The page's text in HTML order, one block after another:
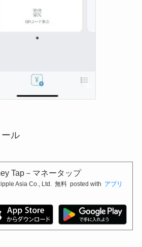
ル
Tap－マネータップ
Asia Co., Ltd. 無料 posted with アプリ